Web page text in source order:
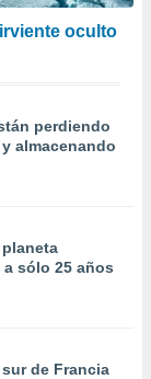
oculto
perdiendo
almacenando
sólo 25 años
de Francia